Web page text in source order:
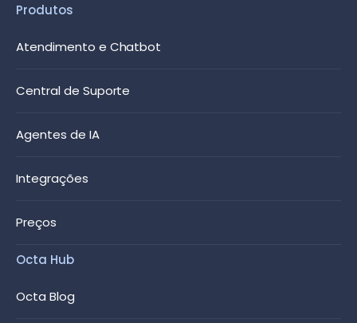
Produtos
Atendimento e Chatbot
Central de Suporte
Agentes de IA
Integrações
Preços
Octa Hub
Octa Blog